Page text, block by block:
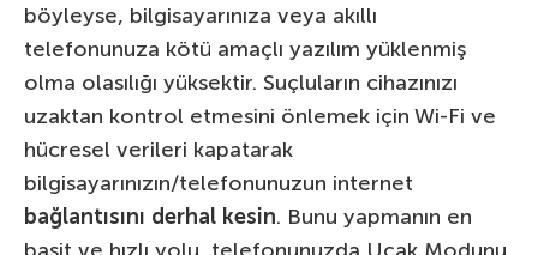
böyleyse, bilgisayarınıza veya akıllı
telefonunuza kötü amaçlı yazılım yüklenmiş
olma olasılığı yüksektir. Suçluların cihazınızı
uzaktan kontrol etmesini önlemek için Wi-Fi ve
hücresel verileri kapatarak
bilgisayarınızın/telefonunuzun internet
bağlantısını derhal kesin. Bunu yapmanın en
basit ve hızlı yolu, telefonunuzda Uçak Modunu